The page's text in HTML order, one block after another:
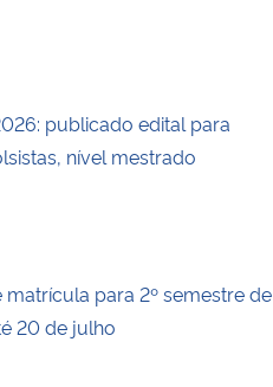
publicado edital para
nível mestrado
para 2º semestre de
20 de julho